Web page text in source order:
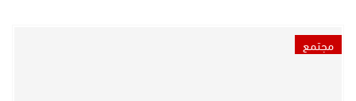
مجتمع